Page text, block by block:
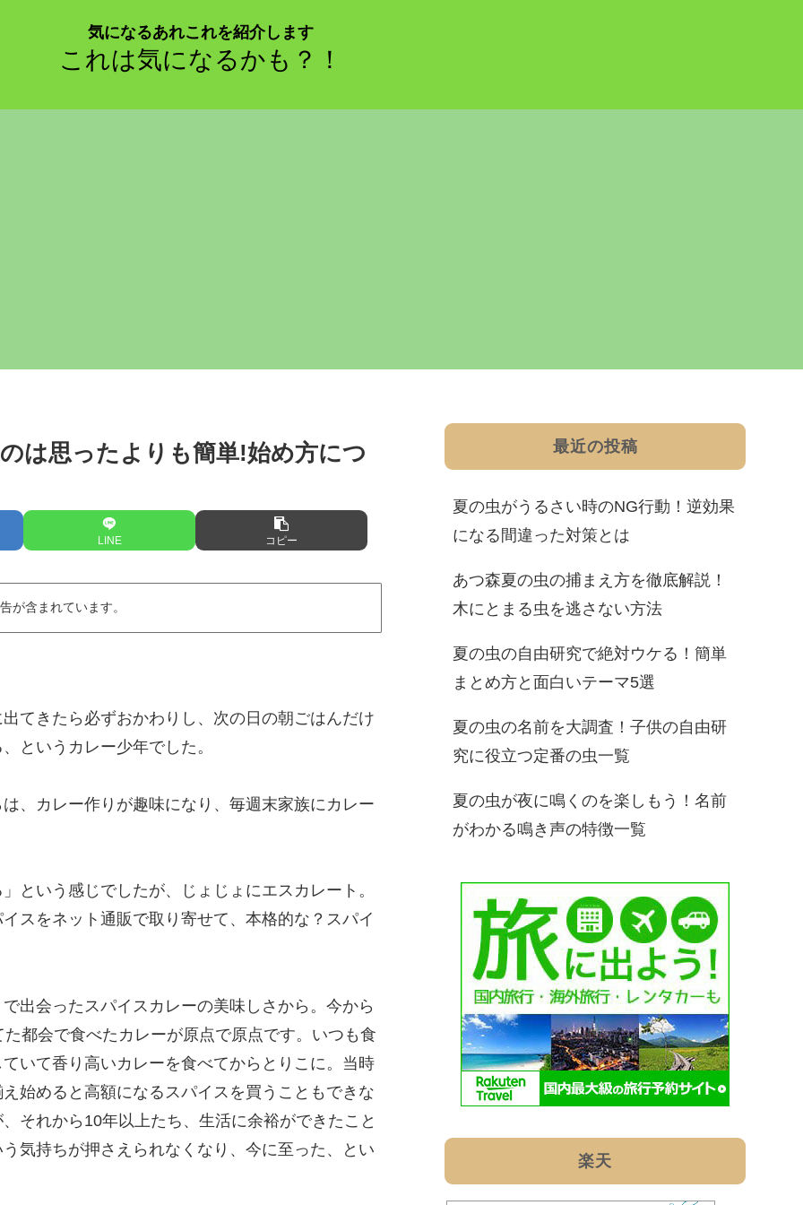
気になるあれこれを紹介します
これは気になるかも？！
は思ったよりも簡単!始め方につ
LINE コピー
が含まれています。
てきたら必ずおかわりし、次の日の朝ごはんだけ
というカレー少年でした。
、カレー作りが趣味になり、毎週末家族にカレー
という感じでしたが、じょじょにエスカレート。
スをネット通販で取り寄せて、本格的な？スパイ
出会ったスパイスカレーの美味しさから。今から
都会で食べたカレーが原点で原点です。いつも食
いて香り高いカレーを食べてからとりこに。当時
始めると高額になるスパイスを買うこともできな
それから10年以上たち、生活に余裕ができたこと
気持ちが押さえられなくなり、今に至った、とい
最近の投稿
夏の虫がうるさい時のNG行動！逆効果
になる間違った対策とは
あつ森夏の虫の捕まえ方を徹底解説！
木にとまる虫を逃さない方法
夏の虫の自由研究で絶対ウケる！簡単
まとめ方と面白いテーマ5選
夏の虫の名前を大調査！子供の自由研
究に役立つ定番の虫一覧
夏の虫が夜に鳴くのを楽しもう！名前
がわかる鳴き声の特徴一覧
楽天